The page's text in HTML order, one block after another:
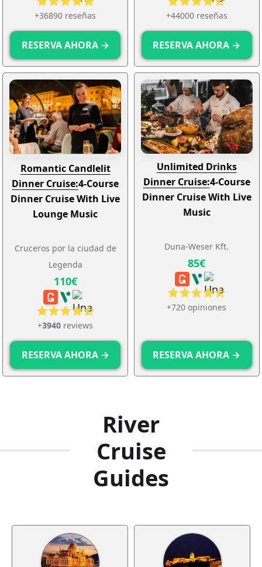
+36890 reseñas
RESERVA AHORA →
+44000 reseñas
RESERVA AHORA →
Romantic Candlelit
Dinner Cruise:4-Course
Dinner Cruise With Live
Lounge Music
Cruceros por la ciudad de
Legenda
+3940 reviews
110€
RESERVA AHORA →
Unlimited Drinks
Dinner Cruise:4-Course
Dinner Cruise With Live
Music
Duna-Weser Kft.
+720 opiniones
85€
RESERVA AHORA →
River
Cruise
Guides